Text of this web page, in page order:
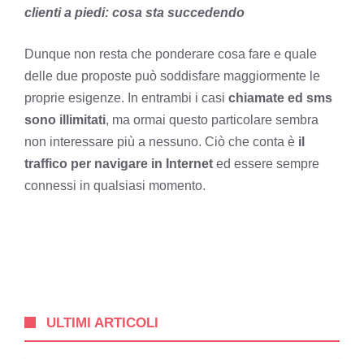
clienti a piedi: cosa sta succedendo
Dunque non resta che ponderare cosa fare e quale
delle due proposte può soddisfare maggiormente le
proprie esigenze. In entrambi i casi chiamate ed sms
sono illimitati, ma ormai questo particolare sembra
non interessare più a nessuno. Ciò che conta è il
traffico per navigare in Internet ed essere sempre
connessi in qualsiasi momento.
ULTIMI ARTICOLI